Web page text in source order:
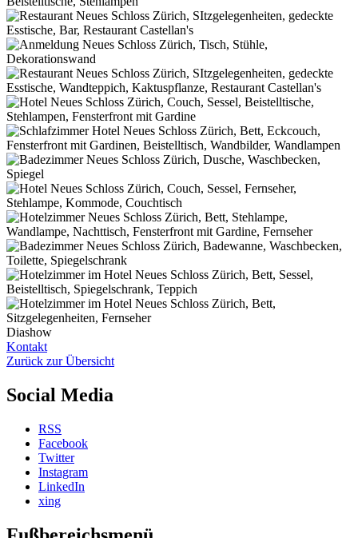
Diashow
Kontakt
Zurück zur Übersicht
Social Media
RSS
Facebook
Twitter
Instagram
LinkedIn
xing